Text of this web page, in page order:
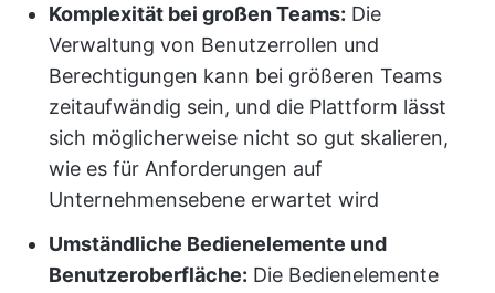
Komplexität bei großen Teams: Die
Verwaltung von Benutzerrollen und
Berechtigungen kann bei größeren Teams
zeitaufwändig sein, und die Plattform lässt
sich möglicherweise nicht so gut skalieren,
wie es für Anforderungen auf
Unternehmensebene erwartet wird
Umständliche Bedienelemente und
Benutzeroberfläche: Die Bedienelemente